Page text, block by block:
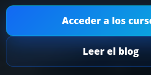
Acceder a los
Leer el blog